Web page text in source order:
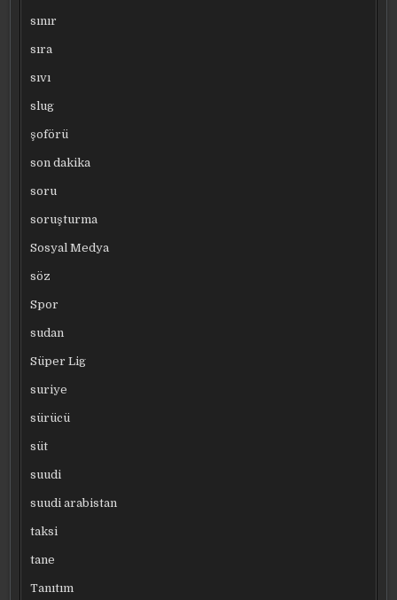
sınır
sıra
sıvı
slug
şoförü
son dakika
soru
soruşturma
Sosyal Medya
söz
Spor
sudan
Süper Lig
suriye
sürücü
süt
suudi
suudi arabistan
taksi
tane
Tanıtım